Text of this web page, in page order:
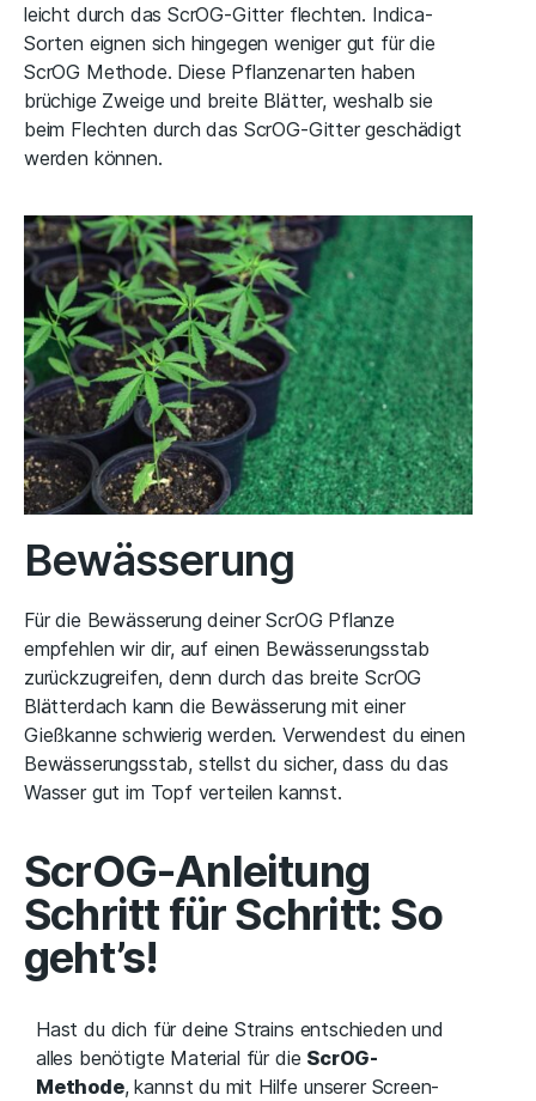
leicht durch das ScrOG-Gitter flechten. Indica-
Sorten eignen sich hingegen weniger gut für die
ScrOG Methode. Diese Pflanzenarten haben
brüchige Zweige und breite Blätter, weshalb sie
beim Flechten durch das ScrOG-Gitter geschädigt
werden können.
Bewässerung
Für die Bewässerung deiner ScrOG Pflanze
empfehlen wir dir, auf einen Bewässerungsstab
zurückzugreifen, denn durch das breite ScrOG
Blätterdach kann die Bewässerung mit einer
Gießkanne schwierig werden. Verwendest du einen
Bewässerungsstab, stellst du sicher, dass du das
Wasser gut im Topf verteilen kannst.
ScrOG-Anleitung
Schritt für Schritt: So
geht’s!
Hast du dich für deine Strains entschieden und
alles benötigte Material für die ScrOG-
Methode, kannst du mit Hilfe unserer Screen-